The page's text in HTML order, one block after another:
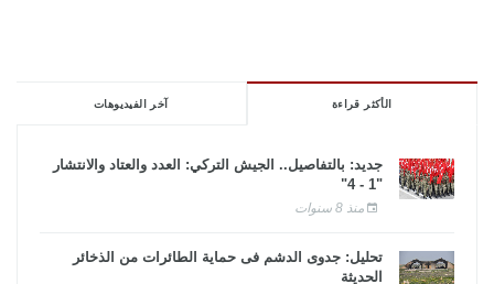
الأكثر قراءة آخر الفيديوهات
جديد: بالتفاصيل.. الجيش التركي: العدد والعتاد والانتشار
"1 - 4"
منذ 8 سنوات
تحليل: جدوى الدشم فى حماية الطائرات من الذخائر
الحديثة